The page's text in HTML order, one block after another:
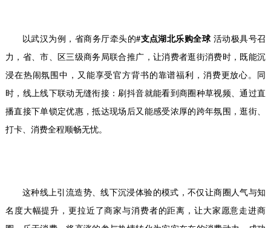
以武汉为例，省商务厅牵头的#支点湖北乐购全球活动极具号召
力，省、市、区三级商务局联合推广，让消费者逛街消费时，既能沉
浸在热闹氛围中，又能享受官方背书的靠谱福利，消费更放心。同
时，线上线下联动无缝衔接：刷抖音就能看到商圈种草视频、通过直
播直接下单锁定优惠，抵达现场后又能感受浓厚的跨年氛围，逛街、
打卡、消费全程顺畅无忧。
这种线上引流造势、线下沉浸体验的模式，不仅让商圈人气与知
名度大幅提升，更拉近了商家与消费者的距离，让大家愿意走进商